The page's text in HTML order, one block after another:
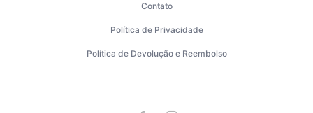
Contato
Política de Privacidade
Política de Devolução e Reembolso